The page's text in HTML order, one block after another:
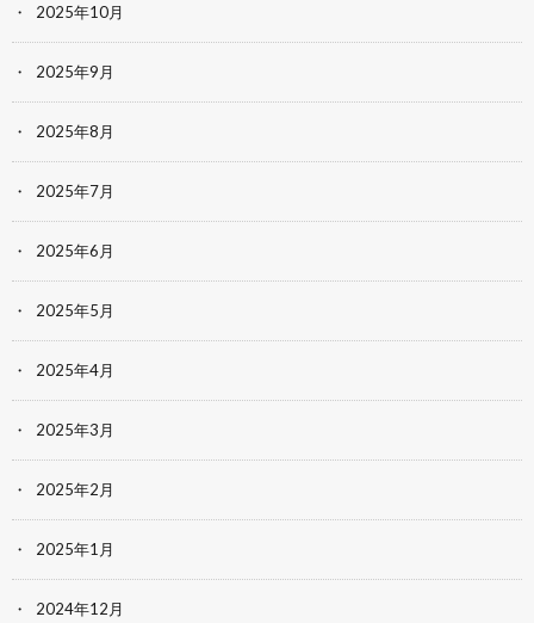
2025年10月
2025年9月
2025年8月
2025年7月
2025年6月
2025年5月
2025年4月
2025年3月
2025年2月
2025年1月
2024年12月